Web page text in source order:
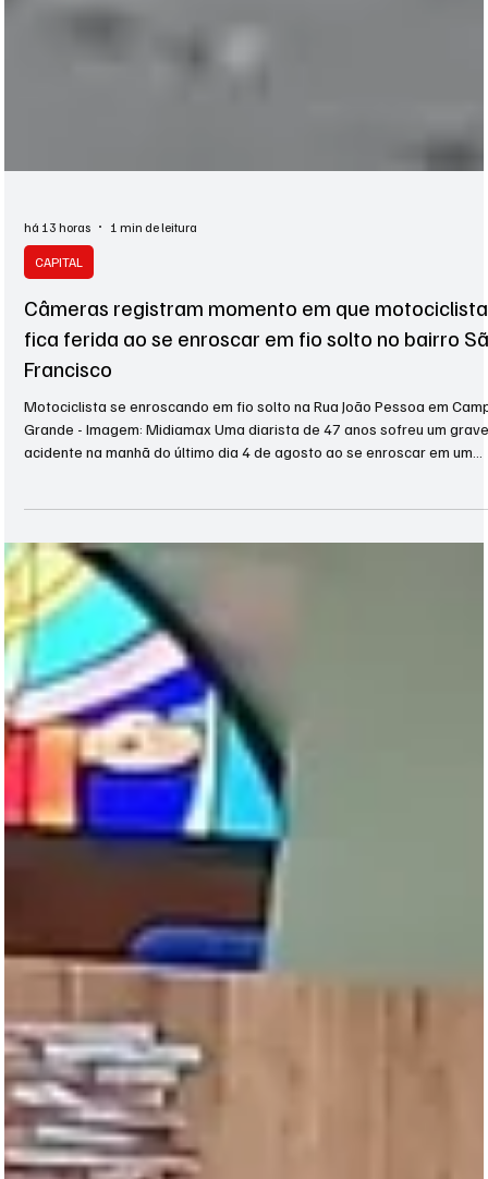
há 13 horas 1 min de leitura
CAPITAL
Câmeras registram momento em que motociclista
fica ferida ao se enroscar em fio solto no bairro
Francisco
Motociclista se enroscando em fio solto na Rua João Pessoa em
Grande - Imagem: Midiamax Uma diarista de 47 anos sofreu um grave
acidente na manhã do último dia 4 de agosto ao se enroscar em um
cabo de telefonia pendurado na Rua João Pessoa, próximo ao
cruzamento com a Rua José Antônio, no bairro São Francisco, em
impacto. A condutora, que trafegava a caminho do trabalho, não
visualizou a fiação baixa